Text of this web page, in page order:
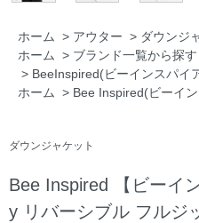
ホーム > アウター > ダウンジ
ホーム > ブランド一覧から探す
> BeeInspired(ビーインスパイ
ホーム > Bee Inspired(ビーイ
ダウンジャケット
Bee Inspired 【ビーイ
y リバーシブル フルジ